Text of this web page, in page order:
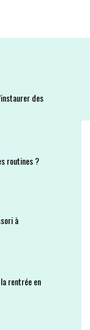
des
routines ?
à
rentrée en